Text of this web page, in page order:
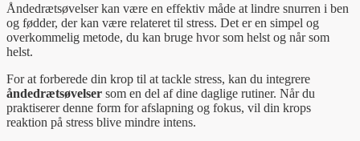
Åndedrætsøvelser kan være en effektiv måde at lindre snurren i ben
og fødder, der kan være relateret til stress. Det er en simpel og
overkommelig metode, du kan bruge hvor som helst og når som
helst.
For at forberede din krop til at tackle stress, kan du integrere
åndedrætsøvelser som en del af dine daglige rutiner. Når du
praktiserer denne form for afslapning og fokus, vil din krops
reaktion på stress blive mindre intens.